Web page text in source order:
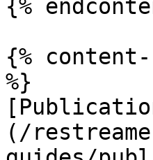
{%
{% content-
%}
(/